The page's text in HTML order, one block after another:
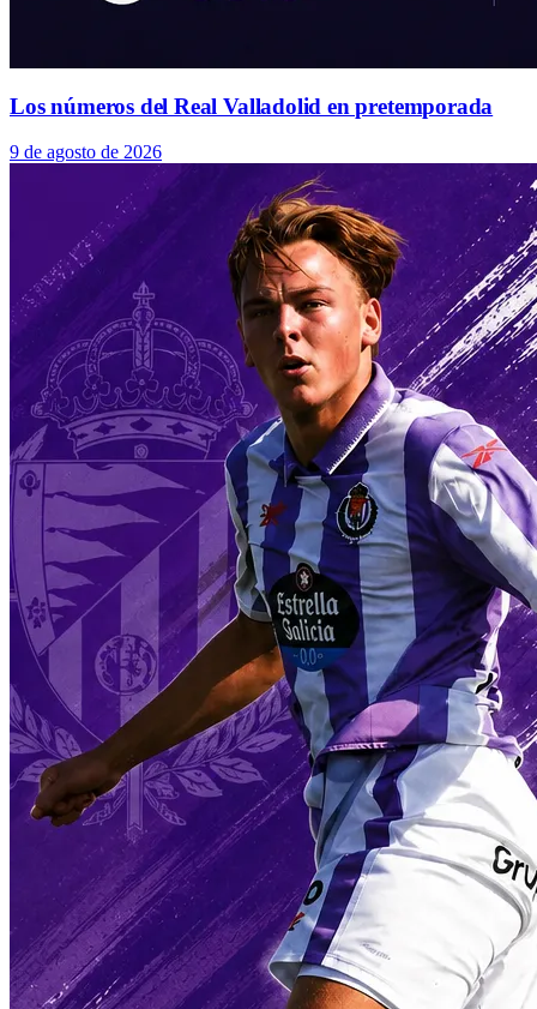
Los números del Real Valladolid en pretemporada
9 de agosto de 2026